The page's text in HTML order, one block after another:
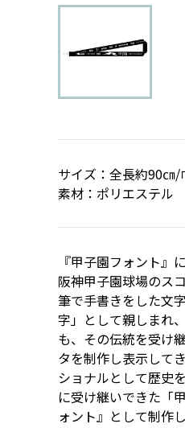
サイズ：全長約90㎝/
素材：ポリエステル
『甲子園フォント』
阪神甲子園球場のス
筆で手書きをした文
字」として親しまれ
も、その伝統を受け
タを制作し表示して
ショナルとして歴史
に受け継いできた「
ォント』として制作